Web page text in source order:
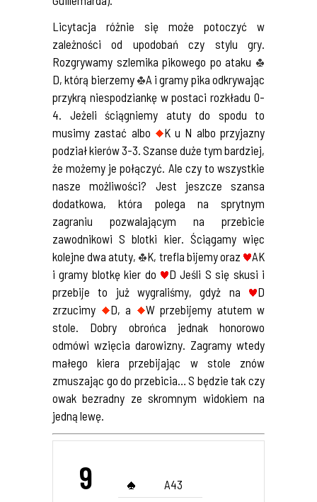
Licytacja różnie się może potoczyć w
zależności od upodobań czy stylu gry.
Rozgrywamy szlemika pikowego po ataku
D, którą bierzemy
A i gramy pika odkrywając
przykrą niespodziankę w postaci rozkładu 0-
4. Jeżeli ściągniemy atuty do spodu to
musimy zastać albo
K u N albo przyjazny
podział kierów 3-3. Szanse duże tym bardziej,
że możemy je połączyć. Ale czy to wszystkie
nasze możliwości? Jest jeszcze szansa
dodatkowa, która polega na sprytnym
zagraniu pozwalającym na przebicie
zawodnikowi S blotki kier. Ściągamy więc
kolejne dwa atuty,
K, trefla bijemy oraz
AK
i gramy blotkę kier do
D Jeśli S się skusi i
przebije to już wygraliśmy, gdyż na
D
zrzucimy
D, a
W przebijemy atutem w
stole. Dobry obrońca jednak honorowo
odmówi wzięcia darowizny. Zagramy wtedy
małego kiera przebijając w stole znów
zmuszając go do przebicia… S będzie tak czy
owak bezradny ze skromnym widokiem na
jedną lewę.
9
A43